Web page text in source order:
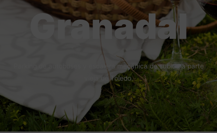
Granadal
Parking de autobuses y escalera mecánica de subida a parte
vieja de Toledo.